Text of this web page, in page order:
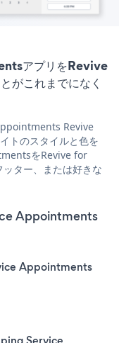
アプリをRevive
これまでになく
Revive
トのスタイルと色を
をRevive for
ター、または好きな
Appointments
Appointments